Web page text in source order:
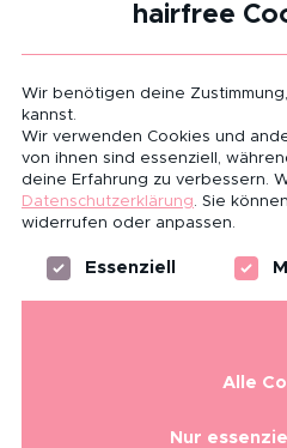
hairfree
Wir benötigen deine
kannst.
Wir verwenden Cookies und
von ihnen sind essenziell,
deine Erfahrung zu verbessern.
Datenschutzerklärung. Sie
widerrufen oder anpassen.
Es folgt eine Liste der
Essenziell
Alle
Nur